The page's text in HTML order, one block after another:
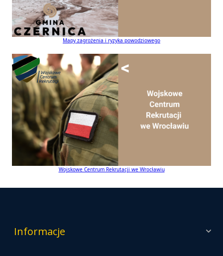
Mapy zagrożenia i ryzyka powodziowego
Wojskowe Centrum Rekrutacji we Wrocławiu
Informacje